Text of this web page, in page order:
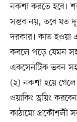
নকশা করতে হবে।
সম্ভব নয়, তবে যত
দরকার। কাত হওয়া
কবলে পড়ে যেমন
একসেনট্রিক ভবন
(২) নকশা হয়ে
ওয়াকিং ড্রয়িং
কাঠামো প্রকৌশলী